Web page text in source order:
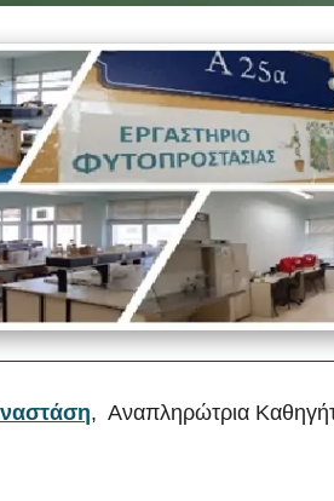
, Αναπληρώτρια